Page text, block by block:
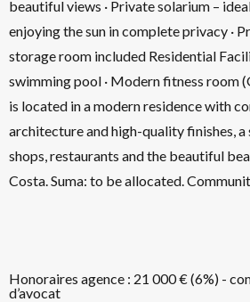
beautiful views · Private solarium –
enjoying the sun in complete privacy ·
storage room included Residential
swimming pool · Modern fitness room
is located in a modern residence with
architecture and high-quality finishes, a
shops, restaurants and the beautiful
Costa. Suma: to be allocated.
Honoraires agence : 21 000 € (6%) -
d’avocat